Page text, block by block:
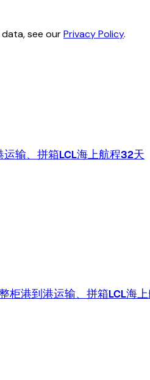
see ourPrivacy Policy.
输、拼箱LCL海上航程32天
柜港到港运输、拼箱LCL海